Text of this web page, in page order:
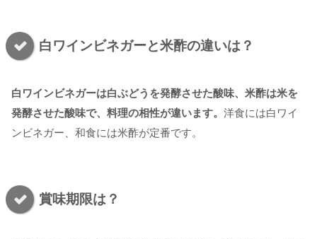
白ワインビネガーと米酢の違いは？
白ワインビネガーは白ぶどうを発酵させた酸味、米酢は米を
発酵させた酸味で、料理の相性が違います。 洋食には白ワイ
ンビネガー、和食には米酢が定番です。
賞味期限は？